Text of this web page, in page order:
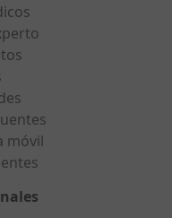
móvil